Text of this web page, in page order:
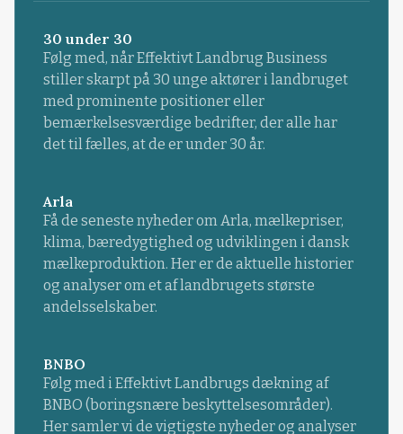
30 under 30
Følg med, når Effektivt Landbrug Business
stiller skarpt på 30 unge aktører i landbruget
med prominente positioner eller
bemærkelsesværdige bedrifter, der alle har
det til fælles, at de er under 30 år.
Arla
Få de seneste nyheder om Arla, mælkepriser,
klima, bæredygtighed og udviklingen i dansk
mælkeproduktion. Her er de aktuelle historier
og analyser om et af landbrugets største
andelsselskaber.
BNBO
Følg med i Effektivt Landbrugs dækning af
BNBO (boringsnære beskyttelsesområder).
Her samler vi de vigtigste nyheder og analyser